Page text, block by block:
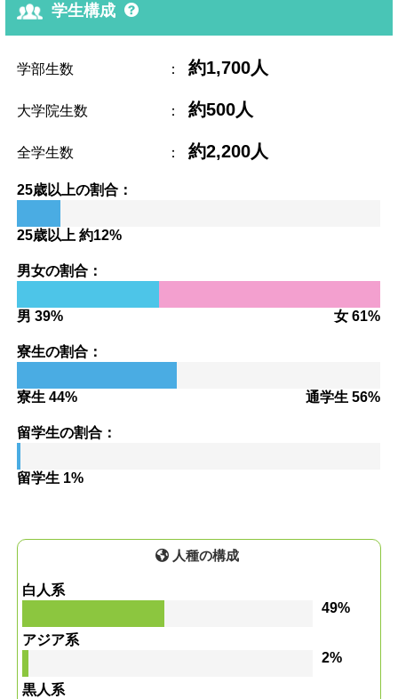
学生構成
学部生数 ： 約1,700人
大学院生数 ： 約500人
全学生数 ： 約2,200人
25歳以上の割合：
25歳以上 約12%
男女の割合：
男 39% 女 61%
寮生の割合：
寮生 44% 通学生 56%
留学生の割合：
留学生 1%
人種の構成
白人系
49%
アジア系
2%
黒人系